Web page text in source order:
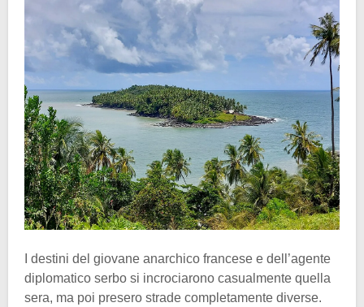
I destini del giovane anarchico francese e dell’agente
diplomatico serbo si incrociarono casualmente quella
sera, ma poi presero strade completamente diverse.